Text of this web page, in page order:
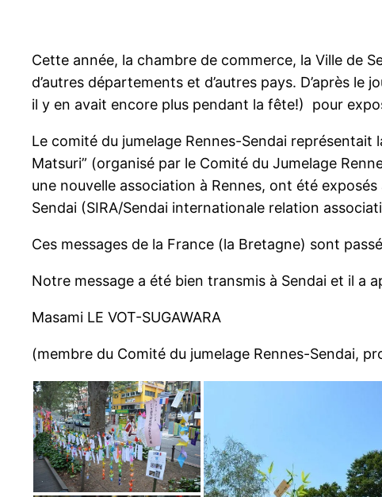
Cette année, la chambre de commerce, la Ville de
d’autres départements et d’autres pays. D’après
il y en avait encore plus pendant la fête!) pour
Le comité du jumelage Rennes-Sendai
Matsuri” (organisé par le Comité du Jumelage
une nouvelle association à Rennes, ont été
Sendai (SIRA/Sendai internationale relation
Ces messages de la France (la Bretagne) sont
Notre message a été bien transmis à Sendai et il a
Masami LE VOT-SUGAWARA
(membre du Comité du jumelage Rennes-Sendai,